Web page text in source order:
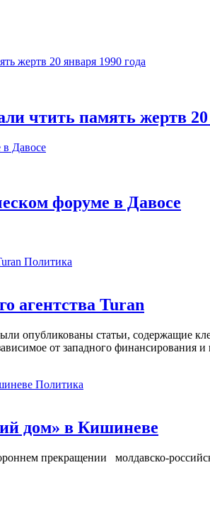
чтить память жертв 20
форуме в Давосе
Политика
агентства Turan
опубликованы статьи, содержащие
от западного
Политика
дом» в Кишиневе
прекращении молдавско-